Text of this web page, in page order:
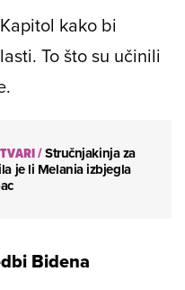
kako bi
To što su učinili
/Stručnjakinja za
je li Melania izbjegla
Bidena